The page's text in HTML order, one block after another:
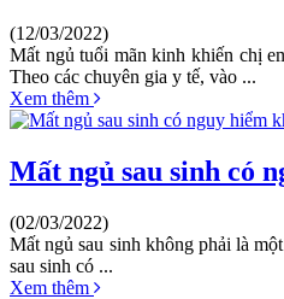
(12/03/2022)
Mất ngủ tuổi mãn kinh khiến chị
Theo các chuyên gia y tế, vào ...
Xem thêm
Mất ngủ sau sinh có
(02/03/2022)
Mất ngủ sau sinh không phải là
sau sinh có ...
Xem thêm